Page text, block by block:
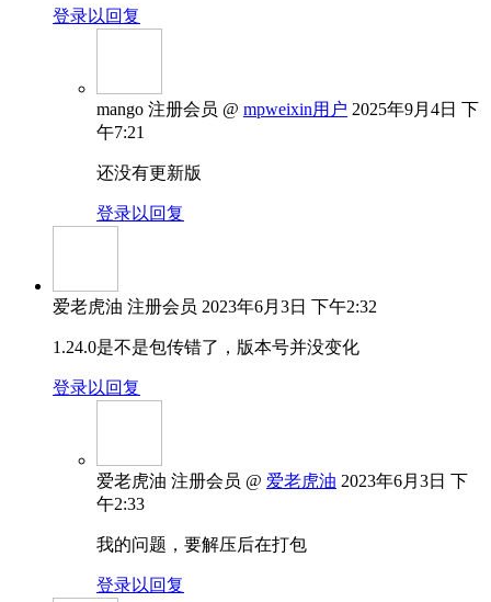
登录以回复
mango 注册会员 @ mpweixin用户 2025年9月4日 下
午7:21
还没有更新版
登录以回复
爱老虎油 注册会员 2023年6月3日 下午2:32
1.24.0是不是包传错了，版本号并没变化
登录以回复
爱老虎油 注册会员 @ 爱老虎油 2023年6月3日 下
午2:33
我的问题，要解压后在打包
登录以回复